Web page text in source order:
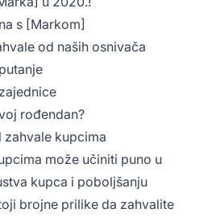
s [Markom]
od naših osnivača
rođendan?
zahvale kupcima
može učiniti puno u
kupca i poboljšanju
brojne prilike da zahvalite